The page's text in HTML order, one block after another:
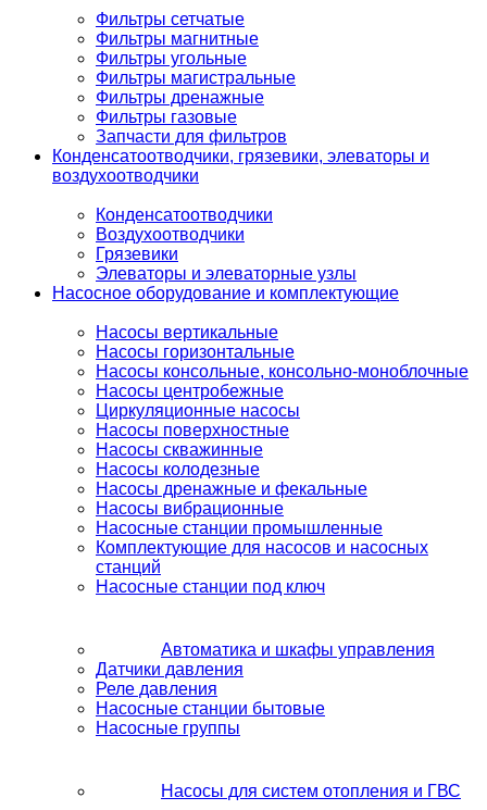
Фильтры сетчатые
Фильтры магнитные
Фильтры угольные
Фильтры магистральные
Фильтры дренажные
Фильтры газовые
Запчасти для фильтров
Конденсатоотводчики, грязевики, элеваторы и
воздухоотводчики
Конденсатоотводчики
Воздухоотводчики
Грязевики
Элеваторы и элеваторные узлы
Насосное оборудование и комплектующие
Насосы вертикальные
Насосы горизонтальные
Насосы консольные, консольно-моноблочные
Насосы центробежные
Циркуляционные насосы
Насосы поверхностные
Насосы скважинные
Насосы колодезные
Насосы дренажные и фекальные
Насосы вибрационные
Насосные станции промышленные
Комплектующие для насосов и насосных
станций
Насосные станции под ключ
Автоматика и шкафы управления
Датчики давления
Реле давления
Насосные станции бытовые
Насосные группы
Насосы для систем отопления и ГВС